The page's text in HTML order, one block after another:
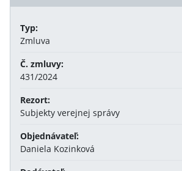
Typ:
Zmluva
Č. zmluvy:
431/2024
Rezort:
Subjekty verejnej správy
Objednávateľ:
Daniela Kozinková